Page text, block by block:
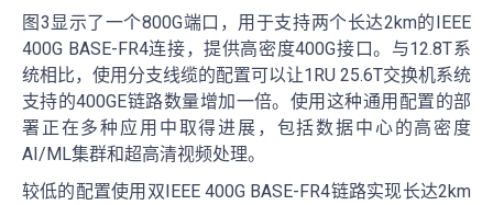
图3显示了一个800G端口，用于支持两个长达2km的IEEE
400G BASE-FR4连接，提供高密度400G接口。与12.8T系
统相比，使用分支线缆的配置可以让1RU 25.6T交换机系统
支持的400GE链路数量增加一倍。使用这种通用配置的部
署正在多种应用中取得进展，包括数据中心的高密度
AI/ML集群和超高清视频处理。
较低的配置使用双IEEE 400G BASE-FR4链路实现长达2km